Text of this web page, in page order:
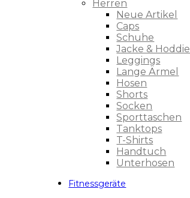
Herren
Neue Artikel
Caps
Schuhe
Jacke &
Leggings
Lange Ärmel
Hosen
Shorts
Socken
Sporttaschen
Tanktops
T-Shirts
Handtuch
Unterhosen
Fitnessgeräte